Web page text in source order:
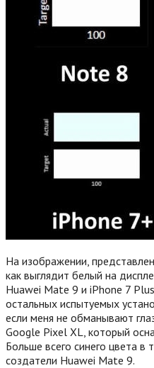
На изображении,
как выглядит белый на
Huawei Mate 9 и iPhone 7
остальных испытуемых
если меня не обманывают
Google Pixel XL, который
Больше всего синего цвета
создатели Huawei Mate 9.